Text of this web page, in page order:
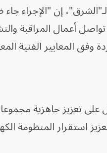
إن "الإجراء
أعمال المراقبة
وفق المعايير الفنية
تعزيز جاهزية
استقرار المنظومة